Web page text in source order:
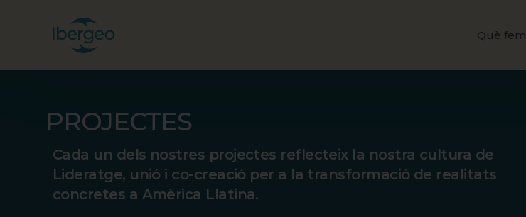
Què fem
PROJECTES
Cada un dels nostres projectes reflecteix la nostra cultura de
Lideratge, unió i co-creació per a la transformació de realitats
concretes a Amèrica Llatina.